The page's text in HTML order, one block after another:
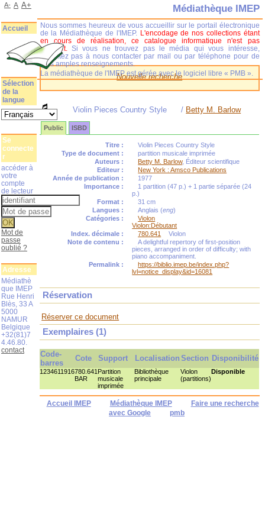
Nouvelle recherche
Violin Pieces Country Style / Betty M. Barlow
Public ISBD
Titre :
Violin Pieces Country Style
Type de document :
partition musicale imprimée
Auteurs :
Betty M. Barlow, Éditeur scientifique
Editeur :
New York : Amsco Publications
Année de publication :
1977
Importance :
1 partition (47 p.) + 1 partie séparée (24
p.)
Format :
31 cm
Langues :
Anglais (eng)
Catégories :
Violon
Violon:Débutant
Index. décimale :
780.641
Violon
Note de contenu :
A delightful repertory of first-position
pieces, arranged in order of difficulty; with
piano accompaniment.
Permalink :
https://biblio.imep.be/index.php?
lvl=notice_display&id=16081
Réservation
Réserver ce document
Exemplaires (1)
Code-
barres
Cote Support Localisation Section Disponibilité
1234611916780.641
BAR
Partition
musicale
imprimée
Bibliothèque
principale
Violon
(partitions)
Disponible
Accueil IMEP Médiathèque IMEP
Faire une recherche
avec Google
pmb
Médiathèque IMEP
Nous sommes heureux de vous accueillir sur le portail électronique
de la Médiathèque de l'IMEP. L'encodage de nos collections étant
en cours de réalisation, ce catalogue informatique n'est pas
complet.
Si vous ne trouvez pas le média qui vous intéresse,
n'hésitez pas à nous contacter par mail ou par téléphone pour de
plus amples renseignements.
La médiathèque de l'IMEP est gérée avec le logiciel libre « PMB ».
A- A A+
Accueil
Sélection
de la
langue
Se
connecte
r
accéder à
votre
compte
de lecteur
Mot de
passe
oublié ?
Adresse
Médiathè
que IMEP
Rue Henri
Blès, 33 A
5000
NAMUR
Belgique
+32(81)7
4.46.80.
contact